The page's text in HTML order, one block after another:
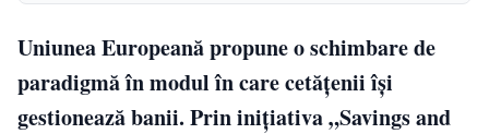
Uniunea Europeană propune o schimbare de
paradigmă în modul în care cetățenii își
gestionează banii. Prin inițiativa „Savings and